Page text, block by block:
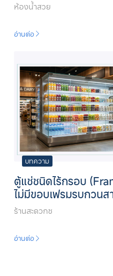
ห้องน้ำสวย
อ่านต่อ
บทความ
ตู้แช่ชนิดไร้กรอบ
ไม่มีขอบเฟรมรบกวนส
ร้านสะดวกซ
อ่านต่อ